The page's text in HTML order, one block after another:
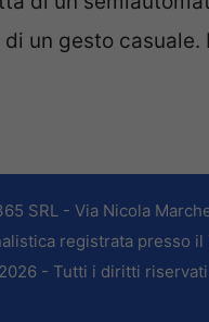
un gesto casuale.
SRL - Via Nicola
registrata presso il
- Tutti i diritti riservati